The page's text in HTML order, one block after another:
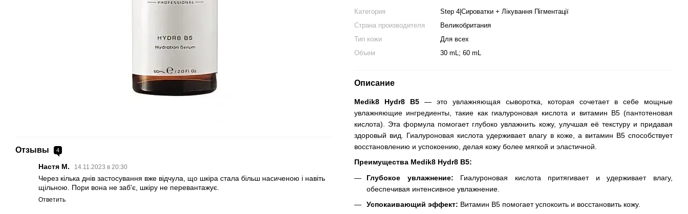
Отзывы 4
Настя М. 14.11.2023 в 20:30
Через кілька днів застосування вже відчула, що шкіра стала більш насиченою і навіть
щільною. Пори вона не заб'є, шкіру не перевантажує.
Ответить
Категория
Step 4|Сироватки + Лікування Пігментації
Страна производителя
Великобритания
Тип кожи
Для всех
Объем
30 mL; 60 mL
Описание
Medik8 Hydr8 B5 — это увлажняющая сыворотка, которая сочетает в себе мощные
увлажняющие ингредиенты, такие как гиалуроновая кислота и витамин B5 (пантотеновая
кислота). Эта формула помогает глубоко увлажнить кожу, улучшая её текстуру и придавая
здоровый вид. Гиалуроновая кислота удерживает влагу в коже, а витамин B5 способствует
восстановлению и успокоению, делая кожу более мягкой и эластичной.
Преимущества Medik8 Hydr8 B5:
Глубокое увлажнение: Гиалуроновая кислота притягивает и удерживает влагу,
обеспечивая интенсивное увлажнение.
Успокаивающий эффект: Витамин B5 помогает успокоить и восстановить кожу.